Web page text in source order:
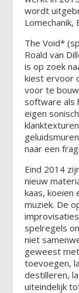
wordt
Lomechanik,
The Void*
Roald van
is op zoek
kiest ervoor
voor te
software als
eigen
naar een
Eind 2014
nieuw
kaas, koeien
muziek. De
spelregels
niet
geweest
toevoegen,
destilleren,
uiteindelijk